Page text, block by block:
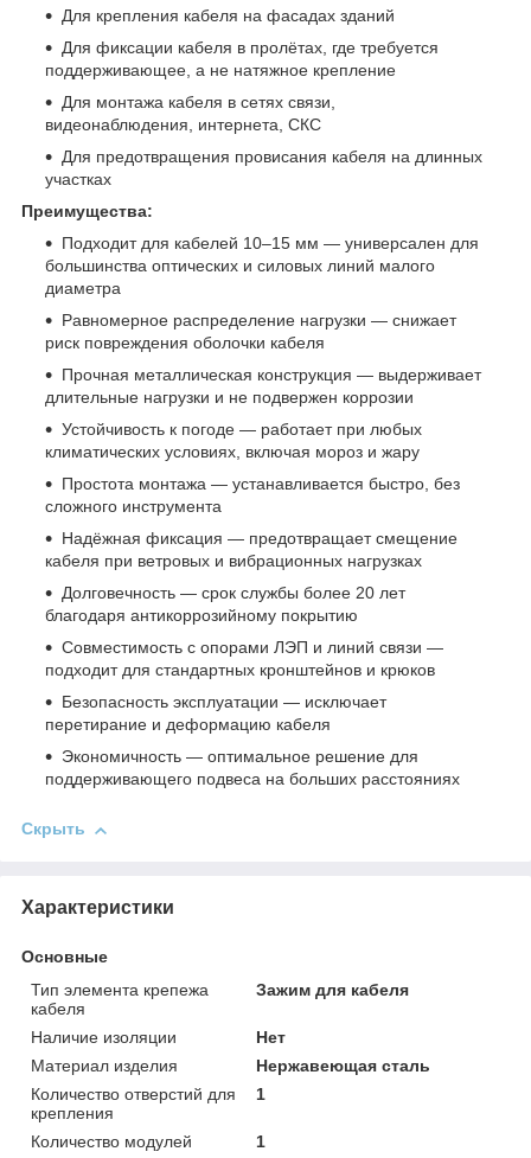
Для крепления кабеля на фасадах зданий
Для фиксации кабеля в пролётах, где требуется
поддерживающее, а не натяжное крепление
Для монтажа кабеля в сетях связи,
видеонаблюдения, интернета, СКС
Для предотвращения провисания кабеля на длинных
участках
Преимущества:
Подходит для кабелей 10–15 мм — универсален для
большинства оптических и силовых линий малого
диаметра
Равномерное распределение нагрузки — снижает
риск повреждения оболочки кабеля
Прочная металлическая конструкция — выдерживает
длительные нагрузки и не подвержен коррозии
Устойчивость к погоде — работает при любых
климатических условиях, включая мороз и жару
Простота монтажа — устанавливается быстро, без
сложного инструмента
Надёжная фиксация — предотвращает смещение
кабеля при ветровых и вибрационных нагрузках
Долговечность — срок службы более 20 лет
благодаря антикоррозийному покрытию
Совместимость с опорами ЛЭП и линий связи —
подходит для стандартных кронштейнов и крюков
Безопасность эксплуатации — исключает
перетирание и деформацию кабеля
Экономичность — оптимальное решение для
поддерживающего подвеса на больших расстояниях
Скрыть
Характеристики
Основные
Тип элемента крепежа
кабеля
Зажим для кабеля
Наличие изоляции
Нет
Материал изделия
Нержавеющая сталь
Количество отверстий для
крепления
1
Количество модулей
1